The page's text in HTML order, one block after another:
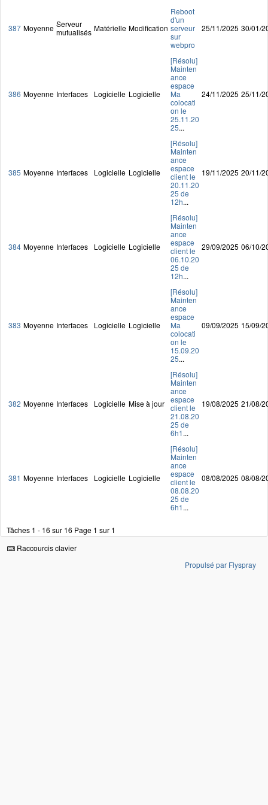
387 Moyenne Serveur
mutualisés Matérielle Modification
Reboot
d'un
serveur
sur
webpro
25/11/2025 30/01/
386 Moyenne Interfaces Logicielle Logicielle
[Résolu]
Mainten
ance
espace
Ma
colocati
on le
25.11.20
25...
24/11/2025 25/11/
385 Moyenne Interfaces Logicielle Logicielle
[Résolu]
Mainten
ance
espace
client le
20.11.20
25 de
12h...
19/11/2025 20/11/
384 Moyenne Interfaces Logicielle Logicielle
[Résolu]
Mainten
ance
espace
client le
06.10.20
25 de
12h...
29/09/2025 06/10/
383 Moyenne Interfaces Logicielle Logicielle
[Résolu]
Mainten
ance
espace
Ma
colocati
on le
15.09.20
25...
09/09/2025 15/09/
382 Moyenne Interfaces Logicielle Mise à jour
[Résolu]
Mainten
ance
espace
client le
21.08.20
25 de
6h1...
19/08/2025 21/08/
381 Moyenne Interfaces Logicielle Logicielle
[Résolu]
Mainten
ance
espace
client le
08.08.20
25 de
6h1...
08/08/2025 08/08/
Tâches 1 - 16 sur 16 Page 1 sur 1
Raccourcis clavier
Propulsé par Flyspray